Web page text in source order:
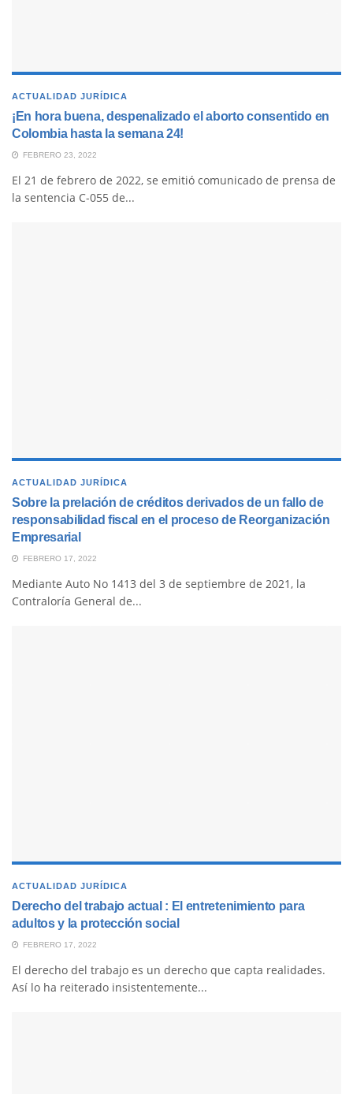
ACTUALIDAD JURÍDICA
¡En hora buena, despenalizado el aborto consentido en
Colombia hasta la semana 24!
FEBRERO 23, 2022
El 21 de febrero de 2022, se emitió comunicado de prensa de
la sentencia C-055 de...
ACTUALIDAD JURÍDICA
Sobre la prelación de créditos derivados de un fallo de
responsabilidad fiscal en el proceso de Reorganización
Empresarial
FEBRERO 17, 2022
Mediante Auto No 1413 del 3 de septiembre de 2021, la
Contraloría General de...
ACTUALIDAD JURÍDICA
Derecho del trabajo actual : El entretenimiento para
adultos y la protección social
FEBRERO 17, 2022
El derecho del trabajo es un derecho que capta realidades.
Así lo ha reiterado insistentemente...